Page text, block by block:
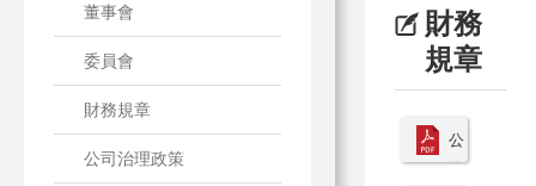
董事會
委員會
財務規章
公司治理政策
財務
規章
公
司